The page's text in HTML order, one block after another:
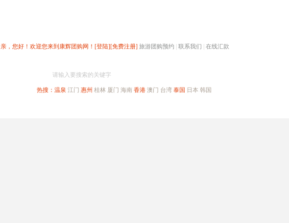
亲，您好！欢迎您来到康辉团购网！ [登陆][免费注册] 旅游团购预约 联系我们 在线汇款
请输入要搜索的关键字
热搜： 温泉 江门 惠州 桂林 厦门 海南 香港 澳门 台湾 泰国 日本 韩国